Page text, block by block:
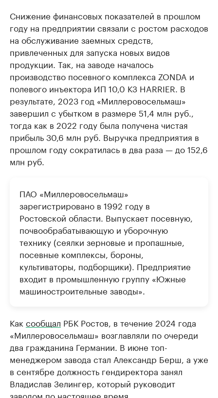
Снижение финансовых показателей в прошлом
году на предприятии связали с ростом расходов
на обслуживание заемных средств,
привлеченных для запуска новых видов
продукции. Так, на заводе началось
производство посевного комплекса ZONDA и
полевого инъектора ИП 10,0 КЗ HARRIER. В
результате, 2023 год «Миллеровосельмаш»
завершил с убытком в размере 51,4 млн руб.,
тогда как в 2022 году была получена чистая
прибыль 30,6 млн руб. Выручка предприятия в
прошлом году сократилась в два раза — до 152,6
млн руб.
ПАО «Миллеровосельмаш»
зарегистрировано в 1992 году в
Ростовской области. Выпускает посевную,
почвообрабатывающую и уборочную
технику (сеялки зерновые и пропашные,
посевные комплексы, бороны,
культиваторы, подборщики). Предприятие
входит в промышленную группу «Южные
машиностроительные заводы».
Как сообщал РБК Ростов, в течение 2024 года
«Миллеровосельмаш» возглавляли по очереди
два гражданина Германии. В июне топ-
менеджером завода стал Александр Берш, а уже
в сентябре должность гендиректора занял
Владислав Зелингер, который руководит
заводом по настоящее время.